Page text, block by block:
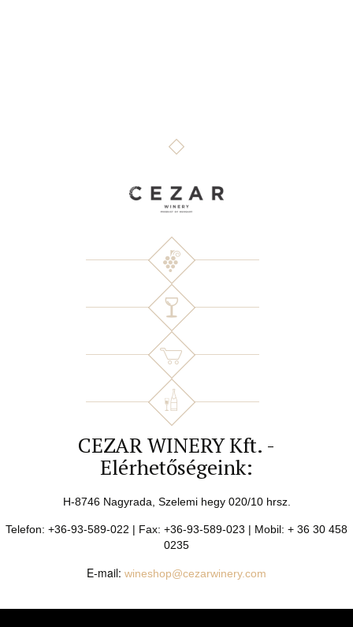
CEZAR WINERY Kft. -
Elérhetőségeink:
H-8746 Nagyrada, Szelemi hegy 020/10 hrsz.
Telefon: +36-93-589-022 | Fax: +36-93-589-023 | Mobil: + 36 30 458
0235
E-mail: wineshop@cezarwinery.com